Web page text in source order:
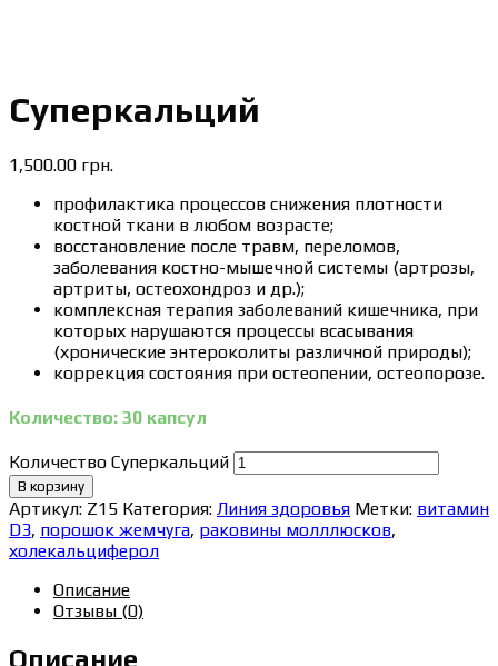
Суперкальций
1,500.00 грн.
профилактика процессов снижения плотности
костной ткани в любом возрасте;
восстановление после травм, переломов,
заболевания костно-мышечной системы (артрозы,
артриты, остеохондроз и др.);
комплексная терапия заболеваний кишечника, при
которых нарушаются процессы всасывания
(хронические энтероколиты различной природы);
коррекция состояния при остеопении, остеопорозе.
Количество: 30 капсул
Количество Суперкальций
В корзину
Артикул: Z15 Категория: Линия здоровья Метки: витамин
D3, порошок жемчуга, раковины молллюсков,
холекальциферол
Описание
Отзывы (0)
Описание